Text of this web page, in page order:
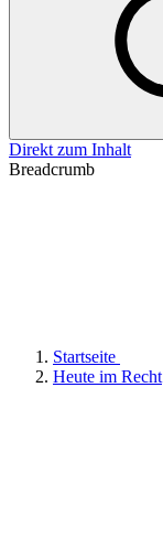
Direkt zum Inhalt
Breadcrumb
Startseite
Heute im Recht